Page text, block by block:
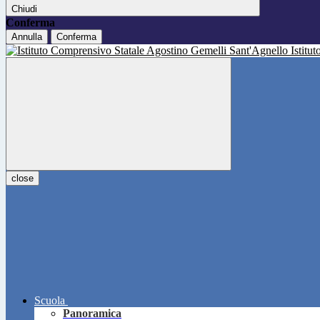
Chiudi
Conferma
Annulla Conferma
close
Scuola
Panoramica